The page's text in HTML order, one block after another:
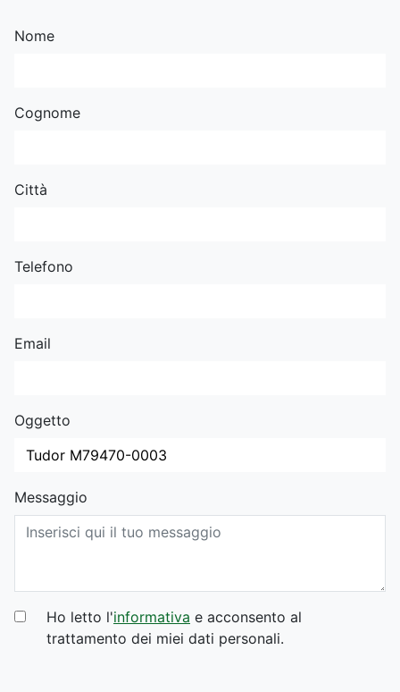
Nome
Cognome
Città
Telefono
Email
Oggetto
Messaggio
Ho letto l'informativa e acconsento al
trattamento dei miei dati personali.